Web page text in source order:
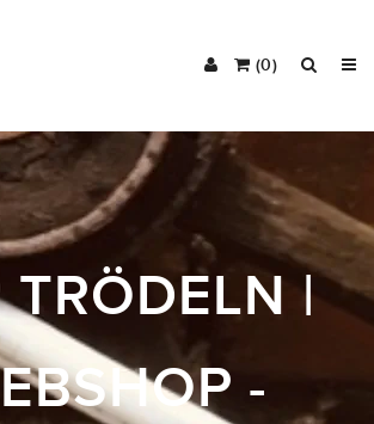
(0)
TRÖDELN |
-